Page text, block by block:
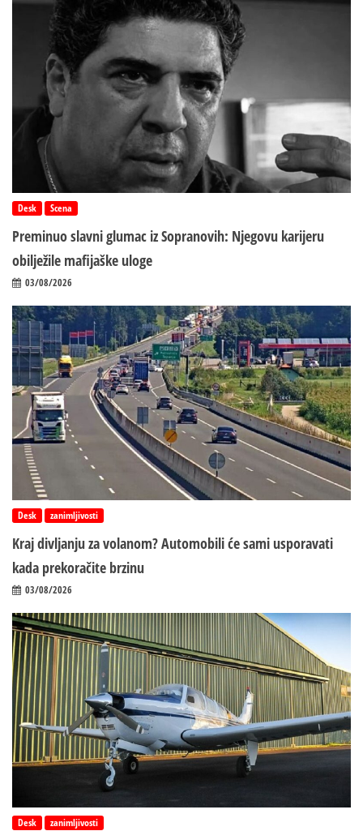
Desk Scena
Preminuo slavni glumac iz Sopranovih: Njegovu karijeru
obilježile mafijaške uloge
03/08/2026
Desk zanimljivosti
Kraj divljanju za volanom? Automobili će sami usporavati
kada prekoračite brzinu
03/08/2026
Desk zanimljivosti